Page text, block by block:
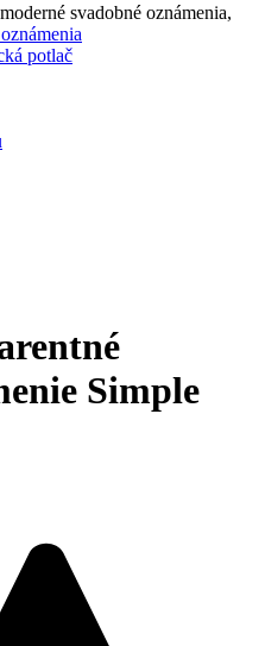
svadobné oznámenia,
potlač
Simple